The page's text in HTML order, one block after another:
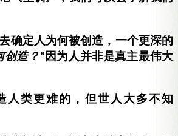
确定人为何被创造，一个更深的
创造？ ”因为人并非是真主最伟大
人类更难的，但世人大多不知